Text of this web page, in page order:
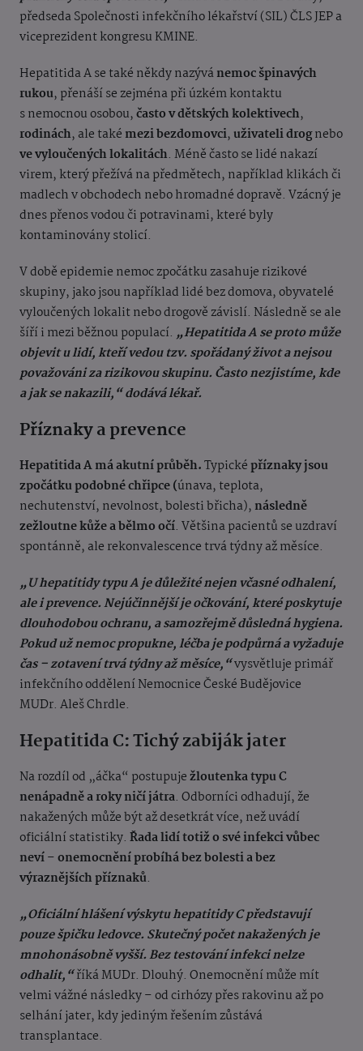
předseda Společnosti infekčního lékařství (SIL) ČLS JEP a
viceprezident kongresu KMINE.
Hepatitida A se také někdy nazývánemoc špinavých
rukou, přenáší se zejména při úzkém kontaktu
s nemocnou osobou,často v dětských kolektivech,
rodinách, ale také mezi bezdomovci, uživateli drognebo
ve vyloučených lokalitách. Méně často se lidé nakazí
virem, který přežívá na předmětech, například klikách či
madlech v obchodech nebo hromadné dopravě. Vzácný je
dnes přenos vodou či potravinami, které byly
kontaminovány stolicí.
V době epidemie nemoc zpočátku zasahuje rizikové
skupiny, jako jsou například lidé bez domova, obyvatelé
vyloučených lokalit nebo drogově závislí. Následně se ale
šíří i mezi běžnou populací. „Hepatitida A se proto může
objevit u lidí, kteří vedou tzv. spořádaný život a nejsou
považováni za rizikovou skupinu. Často nezjistíme, kde
a jak se nakazili,“ dodává lékař.
Příznaky a prevence
Hepatitida A má akutní průběh.Typické příznaky jsou
zpočátku podobné chřipce (únava, teplota,
nechutenství, nevolnost, bolesti břicha), následně
zežloutne kůže a bělmo očí. Většina pacientů se uzdraví
spontánně, ale rekonvalescence trvá týdny až měsíce.
„U hepatitidy typu A je důležité nejen včasné odhalení,
ale i prevence. Nejúčinnější je očkování, které poskytuje
dlouhodobou ochranu, a samozřejmě důsledná hygiena.
Pokud už nemoc propukne, léčba je podpůrná a vyžaduje
čas – zotavení trvá týdny až měsíce,“vysvětluje primář
infekčního oddělení Nemocnice České Budějovice
MUDr. Aleš Chrdle.
Hepatitida C: Tichý zabiják jater
Na rozdíl od „áčka“ postupuježloutenka typu C
nenápadně a roky ničí játra. Odborníci odhadují, že
nakažených může být až desetkrát více, než uvádí
oficiální statistiky. Řada lidí totiž o své infekci vůbec
neví–onemocnění probíhá bez bolesti a bez
výraznějších příznaků.
„Oficiální hlášení výskytu hepatitidy C představují
pouze špičku ledovce. Skutečný počet nakažených je
mnohonásobně vyšší. Bez testování infekci nelze
odhalit,“říká MUDr. Dlouhý. Onemocnění může mít
velmi vážné následky – od cirhózy přes rakovinu až po
selhání jater, kdy jediným řešením zůstává
transplantace.